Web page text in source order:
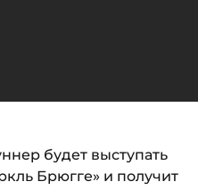
будет выступать
Брюгге» и получит